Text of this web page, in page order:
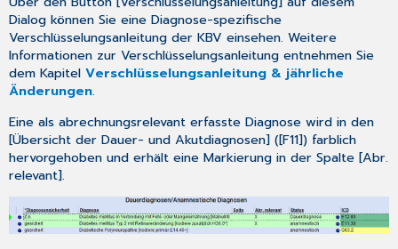
4.2
oKFE-
Formularen
-
Bereitstellung
eines
optionalen
Korrekturlaufs
4.2.1
4.2.2
Integration
und
Dialog können Sie eine Diagnose-spezifische
Verschlüsselungsanleitung der KBV einsehen. Weitere
Informationen zur Verschlüsselungsanleitung entnehmen Sie
dem KapitelVerschlüsselungsanleitung & jährliche
Änderungen.
Eine als abrechnungsrelevant erfasste Diagnose wird in den
[Übersicht der Dauer- und Akutdiagnosen] ([F11]) farblich
hervorgehoben und erhält eine Markierung in der Spalte [Abr.
relevant].